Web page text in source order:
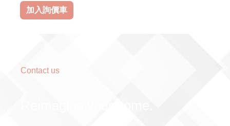
加入詢價車
Contact us